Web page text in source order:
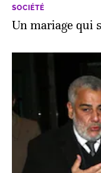
SOCIÉTÉ
Un mariage qui